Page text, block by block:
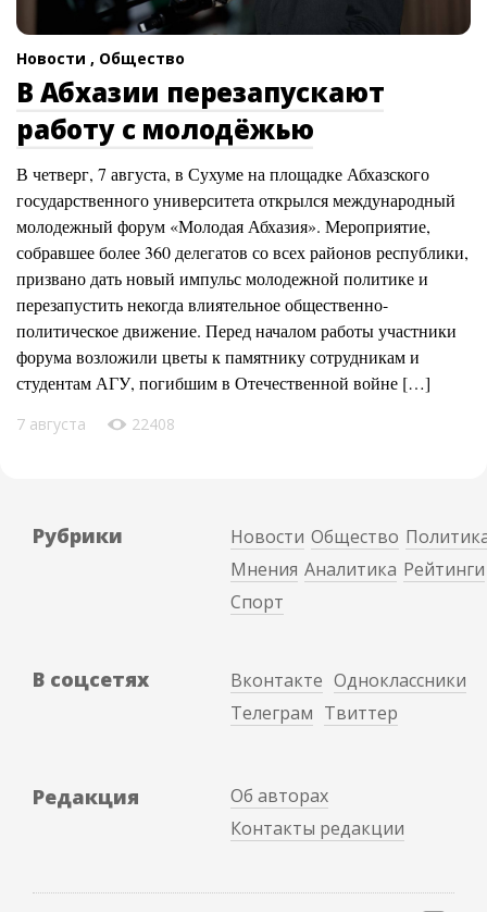
Новости , Общество
В Абхазии перезапускают
работу с молодёжью
В четверг, 7 августа, в Сухуме на площадке Абхазского
государственного университета открылся международный
молодежный форум «Молодая Абхазия». Мероприятие,
собравшее более 360 делегатов со всех районов республики,
призвано дать новый импульс молодежной политике и
перезапустить некогда влиятельное общественно-
политическое движение. Перед началом работы участники
форума возложили цветы к памятнику сотрудникам и
студентам АГУ, погибшим в Отечественной войне […]
7 августа 22408
Рубрики Новости Общество
Мнения Аналитика Рейтинги
Спорт
В соцсетях Вконтакте Одноклассники
Телеграм Твиттер
Редакция
Об авторах
Контакты редакции